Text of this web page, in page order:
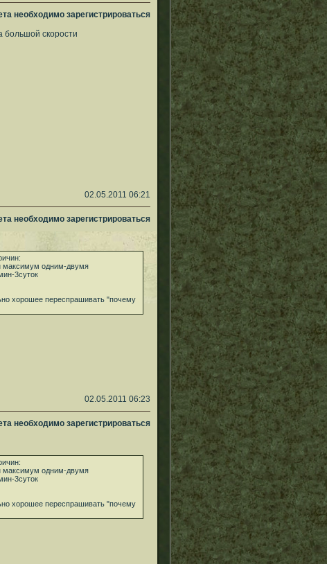
необходимо зарегистрироваться
большой скорости
02.05.2011 06:21
необходимо зарегистрироваться
максимум одним-двумя
3суток
хорошее переспрашивать "почему
02.05.2011 06:23
необходимо зарегистрироваться
максимум одним-двумя
3суток
хорошее переспрашивать "почему